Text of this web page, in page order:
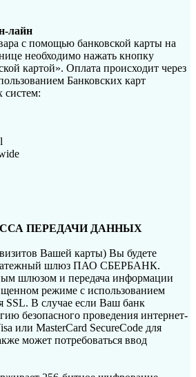
лайн
с помощью банковской карты на
необходимо нажать кнопку
картой». Оплата происходит через
Банковских карт
ПЕРЕДАЧИ ДАННЫХ
Вашей карты) Вы будете
шлюз ПАО СБЕРБАНК.
шлюзом и передача информации
режиме с использованием
SSL. В случае если Ваш банк
безопасного проведения интернет-
или MasterCard SecureCode для
может потребоваться ввод